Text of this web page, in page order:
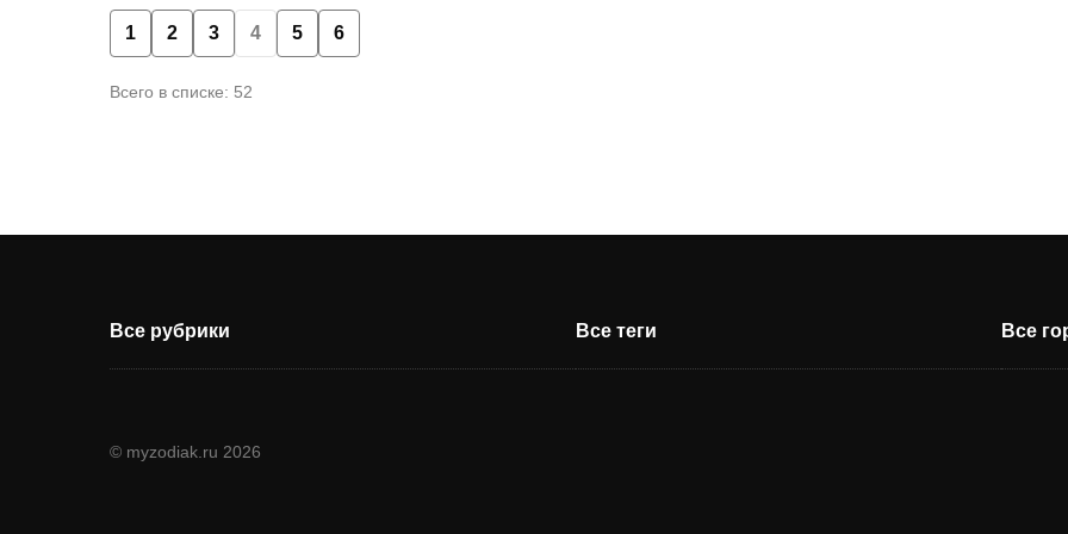
1 2 3 4 5 6
Всего в списке: 52
Все рубрики Все теги Все
© myzodiak.ru 2026